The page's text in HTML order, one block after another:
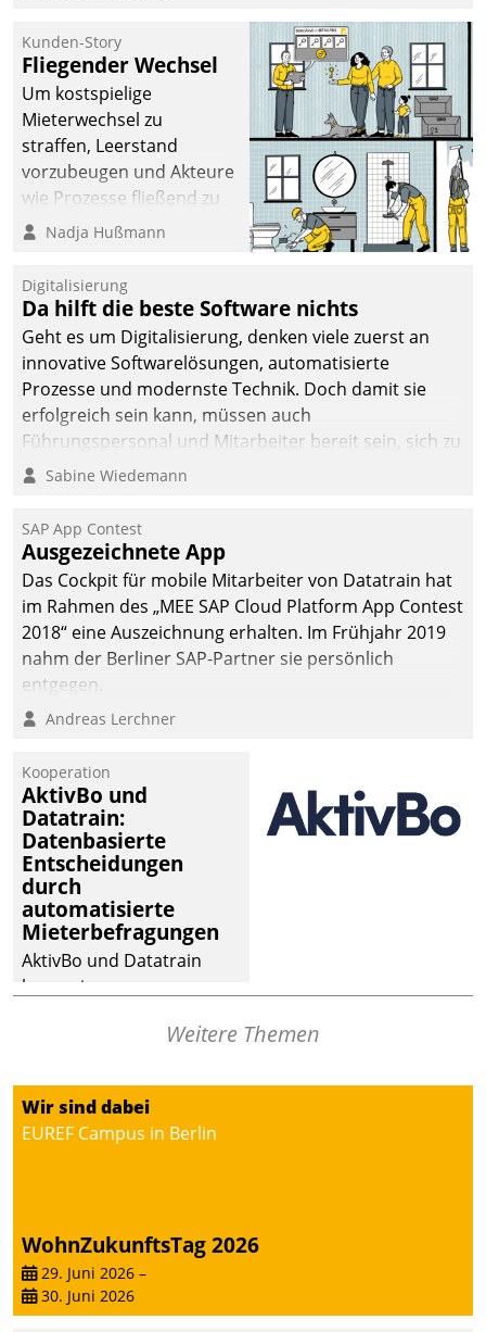
kommunale Wohnungsbauunternehmen daher
gemeinsam mit der Berliner Datatrain GmbH den
Teilprozess der Objektsanierung digitalisiert.
Kunden-Story
Fliegender Wechsel
Um kostspielige
Mieterwechsel zu
straffen, Leerstand
vorzubeugen und Akteure
wie Prozesse fließend zu
vernetzen, nutzt die
Jahresbeginn eine
Überblick, Einsicht und
Eingriff bietende Lösung.
Zur Entwicklung setzte
man auf
Cloudtechnologie,
bewährte und Startup-
agile Projektmethoden.
Nadja Hußmann
Digitalisierung
Da hilft die beste Software nichts
Geht es um Digitalisierung, denken viele zuerst an
innovative Softwarelösungen, automatisierte
Prozesse und modernste Technik. Doch damit sie
erfolgreich sein kann, müssen auch
Führungspersonal und Mitarbeiter bereit sein, sich zu
verändern und anzupassen, sonst werden sie an ihr
Sabine Wiedemann
SAP App Contest
Ausgezeichnete App
Das Cockpit für mobile Mitarbeiter von Datatrain hat
im Rahmen des „MEE SAP Cloud Platform App Contest
2018“ eine Auszeichnung erhalten. Im Frühjahr 2019
nahm der Berliner SAP-Partner sie persönlich
entgegen.
Andreas Lerchner
Kooperation
AktivBo und
Datatrain:
Datenbasierte
Entscheidungen
durch
automatisierte
Mieterbefragungen
AktivBo und Datatrain
kooperieren –
profitieren: Die nahtlose
von AktivBo und
Datatrain ermöglicht
automatisiert ausgelöste,
intelligente,
datengestützte
Entscheidungen.
Weitere Themen
Wir sind dabei
EUREF Campus in Berlin
WohnZukunftsTag 2026
29. Juni 2026 –
30. Juni 2026